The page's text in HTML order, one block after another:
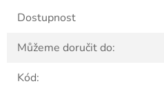
Dostupnost
Můžeme doručit do:
Kód: